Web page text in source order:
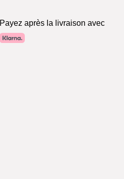
Payez après la livraison avec